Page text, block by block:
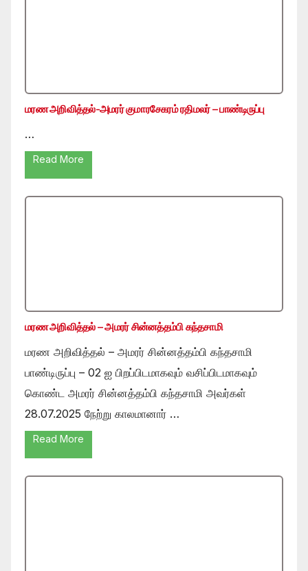
மரண அறிவித்தல்-அமரர் குமாரசேகரம் ரதிமலர் – பாண்டிருப்பு
…
Read More
மரண அறிவித்தல் – அமரர் சின்னத்தம்பி கந்தசாமி
மரண அறிவித்தல் – அமரர் சின்னத்தம்பி கந்தசாமி
பாண்டிருப்பு – 02 ஐ பிறப்பிடமாகவும் வசிப்பிடமாகவும்
கொண்ட அமரர் சின்னத்தம்பி கந்தசாமி அவர்கள்
28.07.2025 நேற்று காலமானார் …
Read More